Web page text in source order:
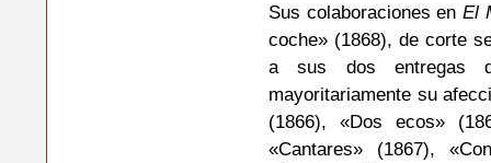
Sus colaboraciones en El
coche» (1868), de corte
a sus dos entregas
mayoritariamente su
(1866), «Dos ecos»
«Cantares» (1867),